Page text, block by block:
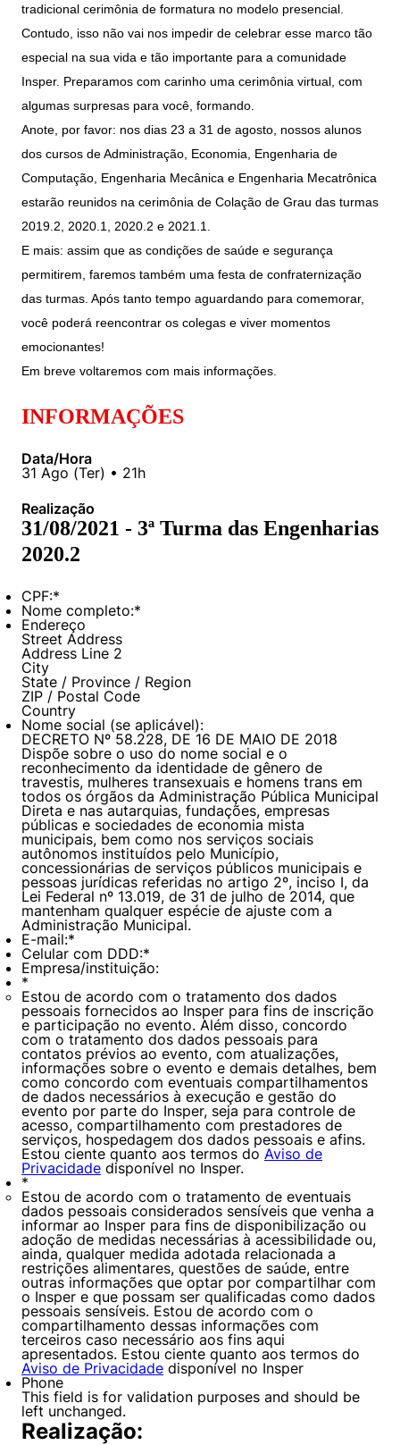
Engenharia de Computação
Engenharia de Produção
Engenharia Mecânica
Engenharia Mecatrônica
Direito
Economia
Finanças
Negócios
Políticas Públicas
Sustentabilidade
Prêmio Duda Ermírio de Moraes
Como funciona
Resolução Eficaz de Problemas
Women in Action
Trabalhe conosco
Sala de Imprensa
Biblioteca Telles
Repositório Institucional
Seminários Acadêmicos
Notícias
Instagram
Linkedin
Engenharia e Ciência da Computação
Busca por docentes
Áreas de Conhecimento
Prêmios de Excelência
Ensino e aprendizagem
Fale Conosco
Atendimento
Canal de Ética
Portal da Privacidade
tradicional cerimônia de formatura no modelo presencial.
Contudo, isso não vai nos impedir de celebrar esse marco tão
especial na sua vida e tão importante para a comunidade
Insper. Preparamos com carinho uma cerimônia virtual, com
algumas surpresas para você, formando.
Anote, por favor: nos dias 23 a 31 de agosto, nossos alunos
dos cursos de Administração, Economia, Engenharia de
Computação, Engenharia Mecânica e Engenharia Mecatrônica
estarão reunidos na cerimônia de Colação de Grau das turmas
2019.2, 2020.1, 2020.2 e 2021.1.
E mais: assim que as condições de saúde e segurança
permitirem, faremos também uma festa de confraternização
das turmas. Após tanto tempo aguardando para comemorar,
você poderá reencontrar os colegas e viver momentos
emocionantes!
Em breve voltaremos com mais informações.
INFORMAÇÕES
Data/Hora
31 Ago (Ter) • 21h
Realização
31/08/2021 - 3ª Turma das Engenharias
2020.2
CPF:*
Nome completo:*
Endereço
Street Address
Address Line 2
City
State / Province / Region
ZIP / Postal Code
Country
Nome social (se aplicável):
DECRETO Nº 58.228, DE 16 DE MAIO DE 2018
Dispõe sobre o uso do nome social e o
reconhecimento da identidade de gênero de
travestis, mulheres transexuais e homens trans em
todos os órgãos da Administração Pública Municipal
Direta e nas autarquias, fundações, empresas
públicas e sociedades de economia mista
municipais, bem como nos serviços sociais
autônomos instituídos pelo Município,
concessionárias de serviços públicos municipais e
pessoas jurídicas referidas no artigo 2º, inciso I, da
Lei Federal nº 13.019, de 31 de julho de 2014, que
mantenham qualquer espécie de ajuste com a
Administração Municipal.
E-mail:*
Celular com DDD:*
Empresa/instituição:
*
Estou de acordo com o tratamento dos dados
pessoais fornecidos ao Insper para fins de inscrição
e participação no evento. Além disso, concordo
com o tratamento dos dados pessoais para
contatos prévios ao evento, com atualizações,
informações sobre o evento e demais detalhes, bem
como concordo com eventuais compartilhamentos
de dados necessários à execução e gestão do
evento por parte do Insper, seja para controle de
acesso, compartilhamento com prestadores de
serviços, hospedagem dos dados pessoais e afins.
Estou ciente quanto aos termos do Aviso de
Privacidade disponível no Insper.
*
Estou de acordo com o tratamento de eventuais
dados pessoais considerados sensíveis que venha a
informar ao Insper para fins de disponibilização ou
adoção de medidas necessárias à acessibilidade ou,
ainda, qualquer medida adotada relacionada a
restrições alimentares, questões de saúde, entre
outras informações que optar por compartilhar com
o Insper e que possam ser qualificadas como dados
pessoais sensíveis. Estou de acordo com o
compartilhamento dessas informações com
terceiros caso necessário aos fins aqui
apresentados. Estou ciente quanto aos termos do
Aviso de Privacidade disponível no Insper
Phone
This field is for validation purposes and should be
left unchanged.
Realização:
Cookies estritamente necessários
Cookies de preferências de usuário